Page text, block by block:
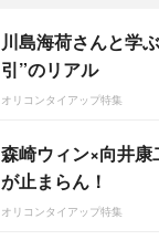
川島海荷さんと学
引”のリアル
オリコンタイアップ特集
森崎ウィン×向井
が止まらん！
オリコンタイアップ特集